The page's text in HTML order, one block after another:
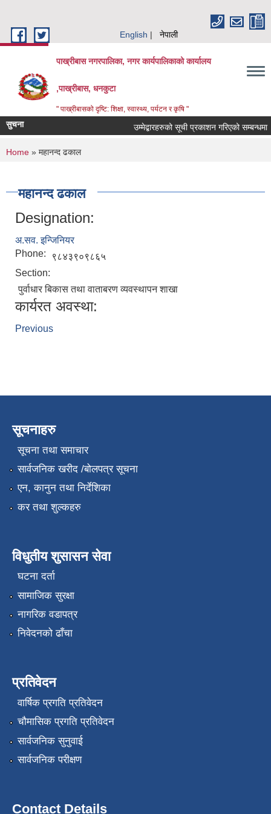
English नेपाली
पाख्रीबास नगरपालिका, नगर कार्यपालिकाको कार्यालय
,पाख्रीबास, धनकुटा
" पाख्रीबासको दृष्टि: शिक्षा, स्वास्थ्य, पर्यटन र कृषि "
सुचना उम्मेद्बारहरुको सूची प्रकाशन गरिएको सम्बन्धमा
You are here
Home » महानन्द ढकाल
महानन्द ढकाल
Designation:
अ.सव. इन्जिनियर
Phone:
९८४३९०९८६५
Section:
पुर्वाधार बिकास तथा वाताबरण व्यवस्थापन शाखा
कार्यरत अवस्था:
Previous
सूचनाहरु
सूचना तथा समाचार
सार्वजनिक खरीद /बोलपत्र सूचना
एन, कानुन तथा निर्देशिका
कर तथा शुल्कहरु
विधुतीय शुसासन सेवा
घटना दर्ता
सामाजिक सुरक्षा
नागरिक वडापत्र
निवेदनको ढाँचा
प्रतिवेदन
वार्षिक प्रगति प्रतिवेदन
चौमासिक प्रगति प्रतिवेदन
सार्वजनिक सुनुवाई
सार्वजनिक परीक्षण
Contact Details